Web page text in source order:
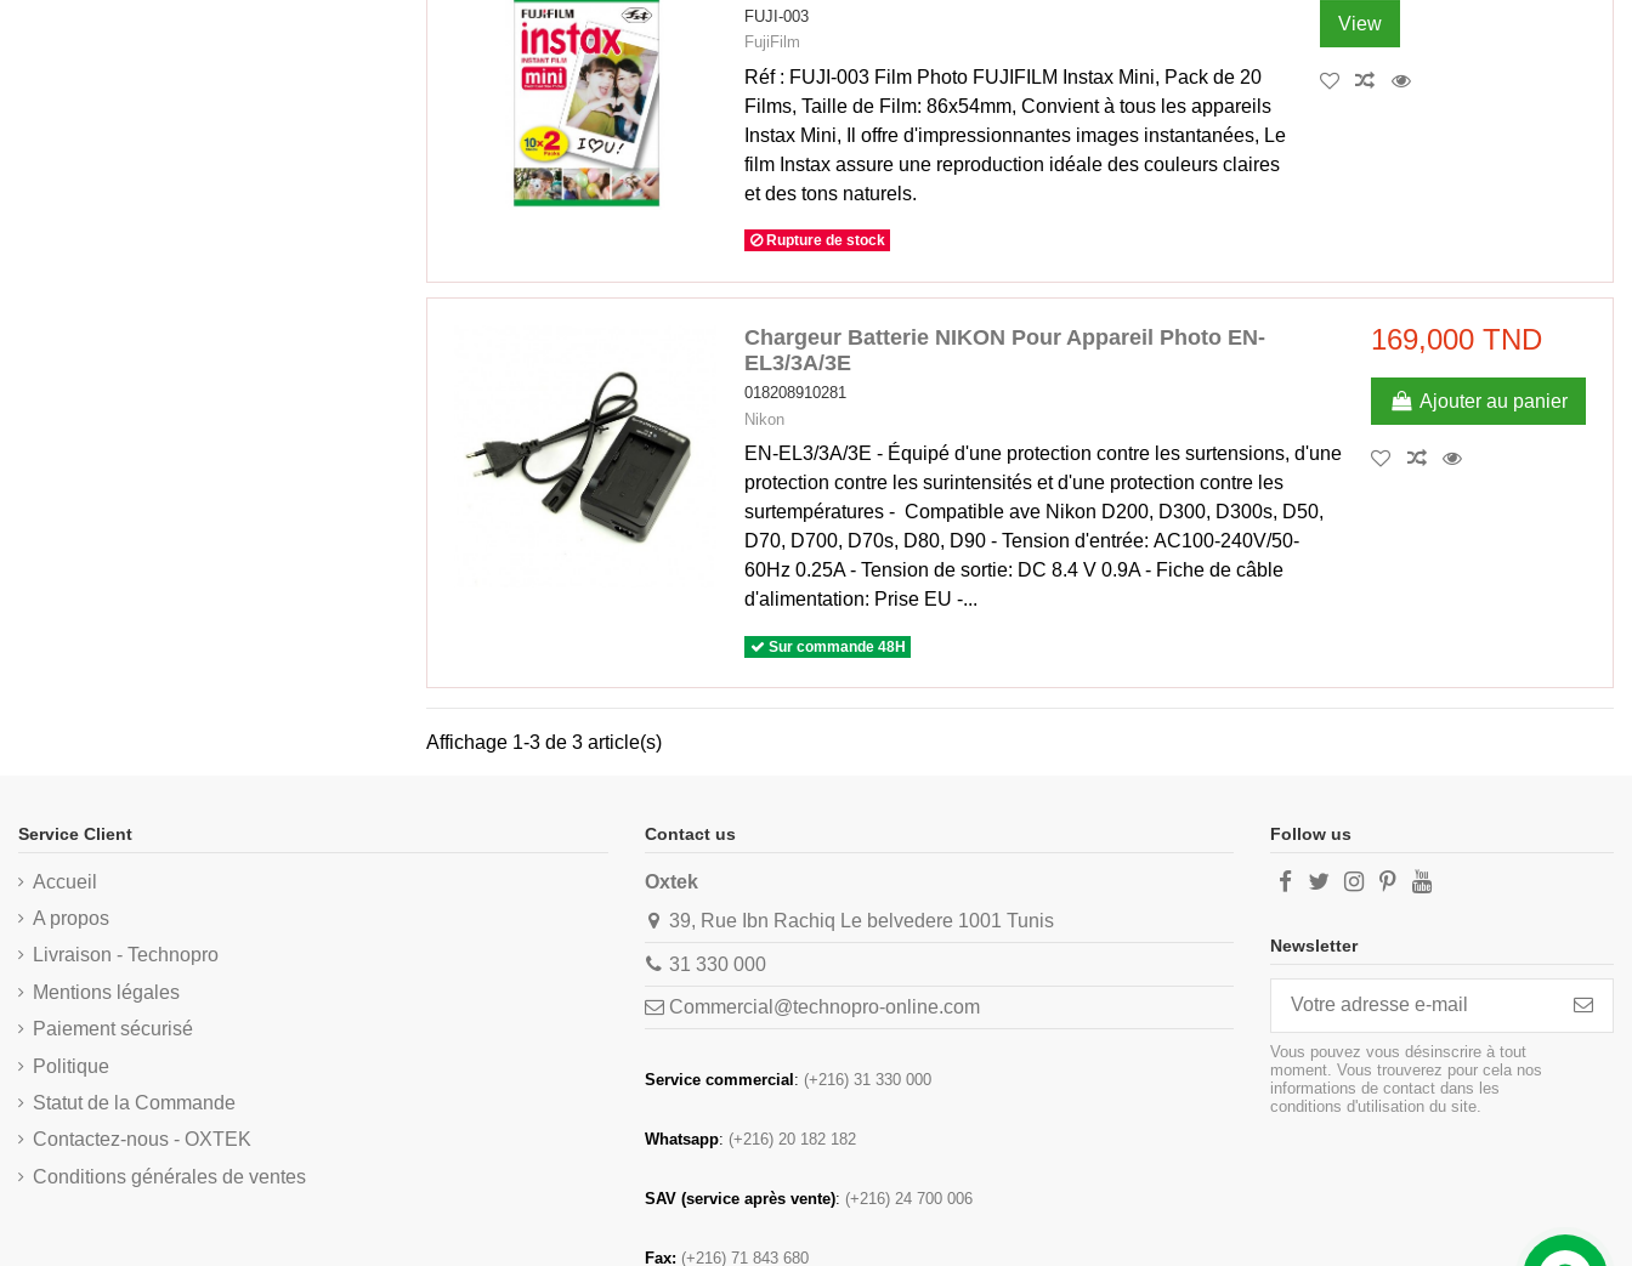
FUJI-003
FujiFilm
Réf : FUJI-003 Film Photo FUJIFILM Instax Mini, Pack de 20
Films, Taille de Film: 86x54mm, Convient à tous les appareils
Instax Mini, Il offre d'impressionnantes images instantanées, Le
film Instax assure une reproduction idéale des couleurs claires
et des tons naturels.
Rupture de stock
View
Chargeur Batterie NIKON Pour Appareil Photo EN-
EL3/3A/3E
018208910281
Nikon
EN-EL3/3A/3E - Équipé d'une protection contre les surtensions, d'une
protection contre les surintensités et d'une protection contre les
surtempératures - Compatible ave Nikon D200, D300, D300s, D50,
D70, D700, D70s, D80, D90 - Tension d'entrée: AC100-240V/50-
60Hz 0.25A - Tension de sortie: DC 8.4 V 0.9A - Fiche de câble
d'alimentation: Prise EU -...
Sur commande 48H
169,000 TND
Ajouter au panier
Affichage 1-3 de 3 article(s)
Service Client
Accueil
A propos
Livraison - Technopro
Mentions légales
Paiement sécurisé
Politique
Statut de la Commande
Contactez-nous - OXTEK
Conditions générales de ventes
Contact us
Oxtek
39, Rue Ibn Rachiq Le belvedere 1001 Tunis
31 330 000
Commercial@technopro-online.com
Service commercial: (+216) 31 330 000
Whatsapp: (+216) 20 182 182
SAV (service après vente): (+216) 24 700 006
Fax: (+216) 71 843 680
Follow us
Newsletter
Vous pouvez vous désinscrire à tout
moment. Vous trouverez pour cela nos
informations de contact dans les
conditions d'utilisation du site.